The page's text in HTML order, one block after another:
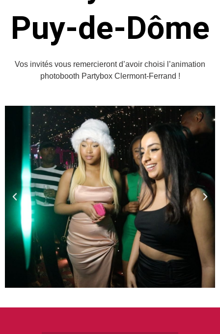
Puy-de-Dôme
Vos invités vous remercieront d’avoir choisi l’animation
photobooth Partybox Clermont-Ferrand !